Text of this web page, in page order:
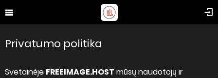
Privatumo politika
Svetainėje FREEIMAGE.HOST mūsų naudotojų ir